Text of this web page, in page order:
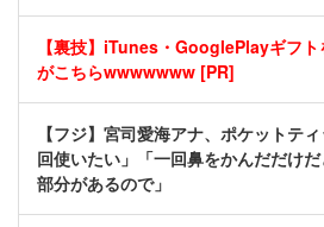
【裏技】iTunes・GooglePlayギフ
がこちらwwwwwww [PR]
【フジ】宮司愛海アナ、ポケットテ
回使いたい」「一回鼻をかんだだけ
部分があるので」